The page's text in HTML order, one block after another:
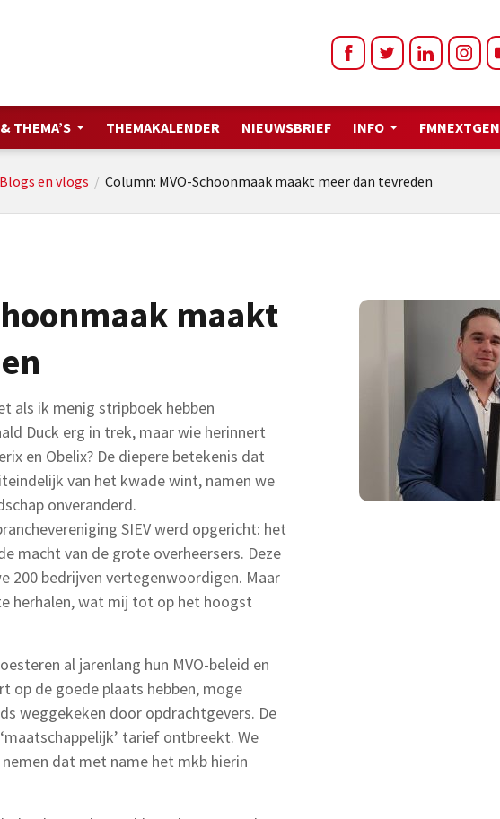
THEMA’S THEMAKALENDER NIEUWSBRIEF INFO FMNEXTGEN
Blogs en vlogs / Column: MVO-Schoonmaak maakt meer dan tevreden
maakt
als ik menig stripboek hebben
Duck erg in trek, maar wie herinnert
en Obelix? De diepere betekenis dat
van het kwade wint, namen we
onveranderd.
SIEV werd opgericht: het
macht van de grote overheersers. Deze
200 bedrijven vertegenwoordigen. Maar
herhalen, wat mij tot op het hoogst
al jarenlang hun MVO-beleid en
op de goede plaats hebben, moge
weggekeken door opdrachtgevers. De
tarief ontbreekt. We
dat met name het mkb hierin